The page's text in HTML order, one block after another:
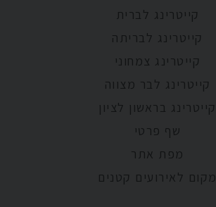
קייטרינג לברית
קייטרינג לבריתה
קייטרינג צמחוני
קייטרינג לבר מצווה
קייטרינג בראשון לציון
שף פרטי
מפת אתר
מקום לאירועים קטנים